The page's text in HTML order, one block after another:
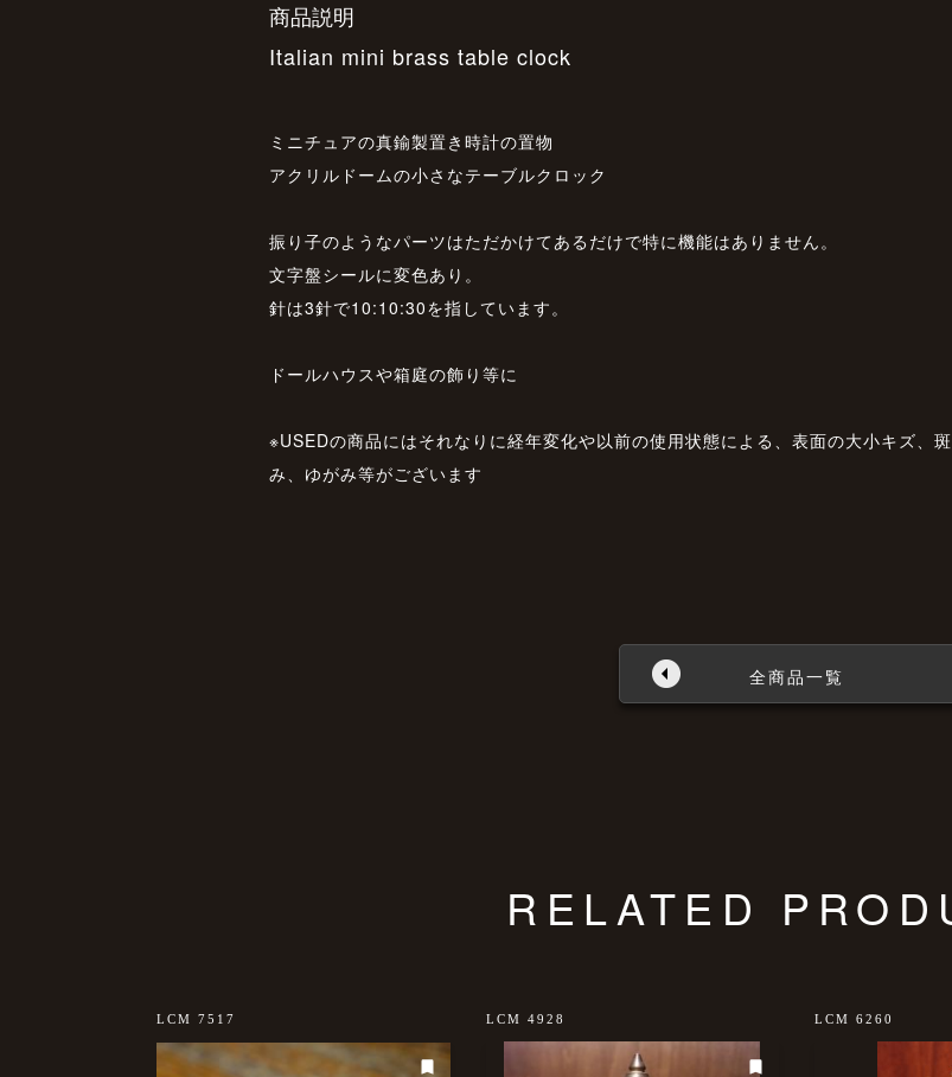
商品説明
Italian mini brass table clock
ミニチュアの真鍮製置き時計の置物
アクリルドームの小さなテーブルクロック
振り子のようなパーツはただかけてあるだけで特に機能はありません。
文字盤シールに変色あり。
針は3針で10:10:30を指しています。
ドールハウスや箱庭の飾り等に
※USEDの商品にはそれなりに経年変化や以前の使用状態による、表面の大小キズ、
み、ゆがみ等がございます
全商品一覧
RELATED
LCM 7517 LCM 4928 LCM 6260